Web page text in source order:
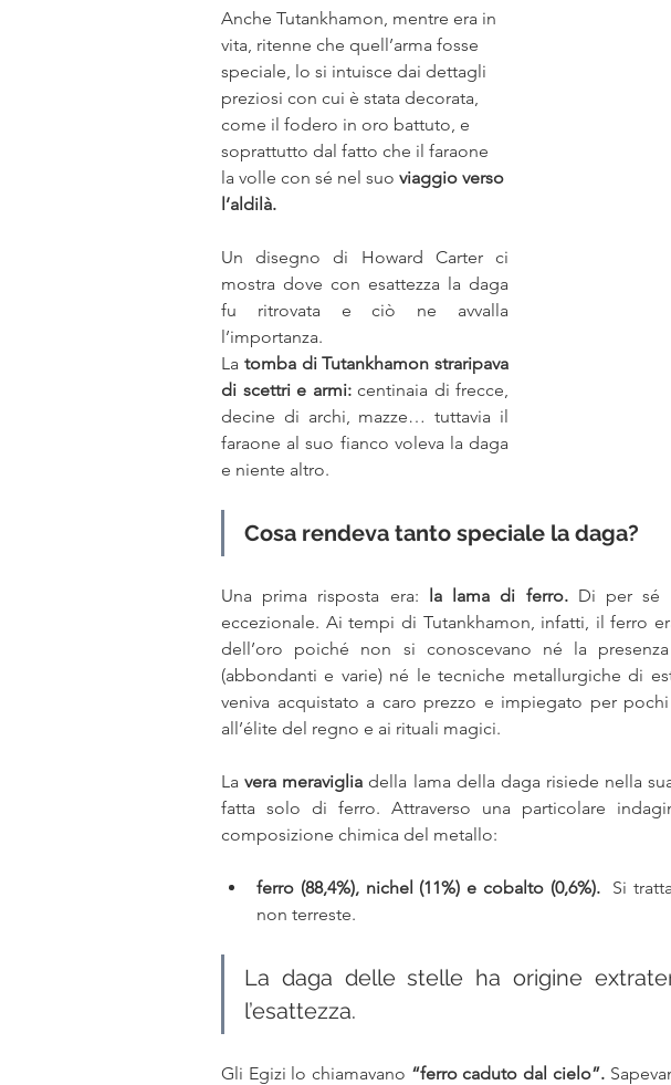
Anche Tutankhamon, mentre era in
vita, ritenne che quell’arma fosse
speciale, lo si intuisce dai dettagli
preziosi con cui è stata decorata,
come il fodero in oro battuto, e
soprattutto dal fatto che il faraone
la volle con sé nel suo viaggio verso
l’aldilà.
Un disegno di Howard Carter ci
mostra dove con esattezza la daga
fu ritrovata e ciò ne avvalla
l’importanza.
La tomba di Tutankhamon straripava
di scettri e armi: centinaia di frecce,
decine di archi, mazze… tuttavia il
faraone al suo fianco voleva la daga
e niente altro.
Cosa rendeva tanto speciale la daga?
Una prima risposta era: la lama di ferro. Di per sé
eccezionale. Ai tempi di Tutankhamon, infatti, il ferro
dell’oro poiché non si conoscevano né la
(abbondanti e varie) né le tecniche metallurgiche di
veniva acquistato a caro prezzo e impiegato per
all’élite del regno e ai rituali magici.
La vera meraviglia della lama della daga risiede nella
fatta solo di ferro. Attraverso una particolare
composizione chimica del metallo:
ferro (88,4%), nichel (11%) e cobalto (0,6%). Si
non terreste.
La daga delle stelle ha origine
l’esattezza.
Gli Egizi lo chiamavano “ferro caduto dal cielo”.